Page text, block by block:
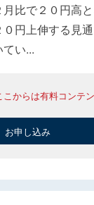
比で２０円高
円上伸する見
い...
こからは有料コンテ
お申し込み